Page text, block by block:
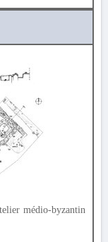
médio-byzantin